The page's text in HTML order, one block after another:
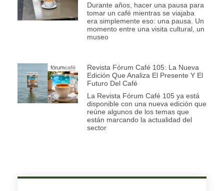
Durante años, hacer una pausa para
tomar un café mientras se viajaba
era simplemente eso: una pausa. Un
momento entre una visita cultural, un
museo
Revista Fórum Café 105: La Nueva
Edición Que Analiza El Presente Y El
Futuro Del Café
La Revista Fórum Café 105 ya está
disponible con una nueva edición que
reúne algunos de los temas que
están marcando la actualidad del
sector